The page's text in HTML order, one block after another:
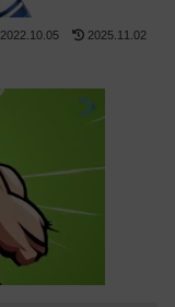
2022.10.05 2025.11.02